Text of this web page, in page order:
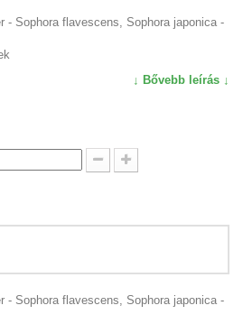
- Sophora flavescens, Sophora japonica -
↓ Bővebb leírás ↓
- Sophora flavescens, Sophora japonica -